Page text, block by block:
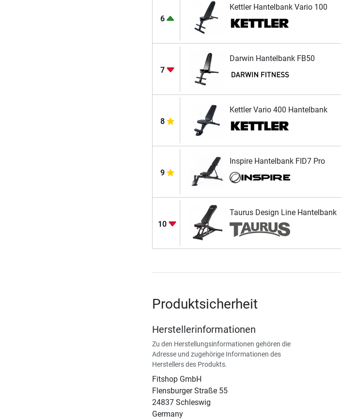
6
Kettler Hantelbank Vario 100
7
Darwin Hantelbank FB50
8
Kettler Vario 400 Hantelbank
9
Inspire Hantelbank FID7 Pro
10
Taurus Design Line Hantelbank
Produktsicherheit
Herstellerinformationen
Zu den Herstellungsinformationen gehören die
Adresse und zugehörige Informationen des
Herstellers des Produkts.
Fitshop GmbH
Flensburger Straße 55
24837 Schleswig
Germany